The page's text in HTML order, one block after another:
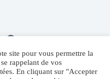
site pour vous permettre la
rappelant de vos
En cliquant sur "Accepter